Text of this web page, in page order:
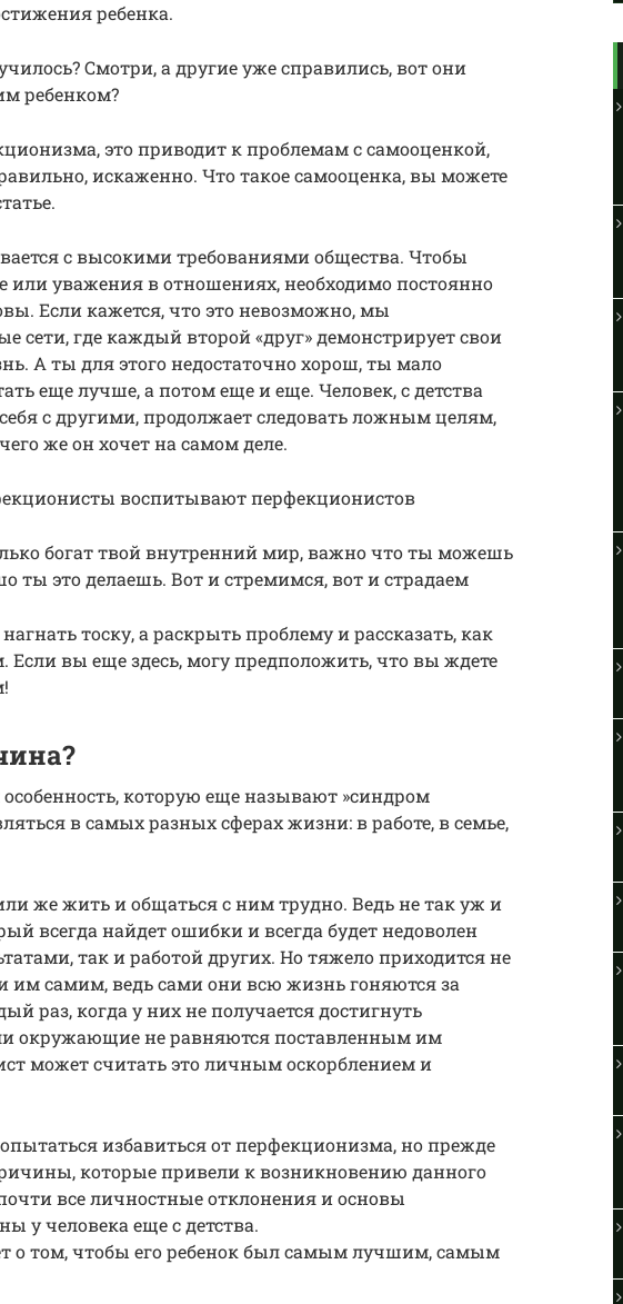
ребенка.
Смотри, а другие уже справились, вот они
ребенком?
это приводит к проблемам с самооценкой,
искаженно. Что такое самооценка, вы можете
с высокими требованиями общества. Чтобы
или уважения в отношениях, необходимо постоянно
Если кажется, что это невозможно, мы
сети, где каждый второй «друг» демонстрирует свои
А ты для этого недостаточно хорош, ты мало
еще лучше, а потом еще и еще. Человек, с детства
с другими, продолжает следовать ложным целям,
же он хочет на самом деле.
воспитывают перфекционистов
богат твой внутренний мир, важно что ты можешь
ты это делаешь. Вот и стремимся, вот и страдаем
тоску, а раскрыть проблему и рассказать, как
Если вы еще здесь, могу предположить, что вы ждете
которую еще называют »синдром
в самых разных сферах жизни: в работе, в семье,
же жить и общаться с ним трудно. Ведь не так уж и
всегда найдет ошибки и всегда будет недоволен
так и работой других. Но тяжело приходится не
самим, ведь сами они всю жизнь гоняются за
раз, когда у них не получается достигнуть
окружающие не равняются поставленным им
может считать это личным оскорблением и
избавиться от перфекционизма, но прежде
которые привели к возникновению данного
все личностные отклонения и основы
у человека еще с детства.
о том, чтобы его ребенок был самым лучшим, самым